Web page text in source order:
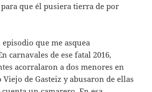
que él pusiera tierra de por
que me asquea
carnavales de ese fatal 2016,
acorralaron a dos menores en
Viejo de Gasteiz y abusaron de ellas